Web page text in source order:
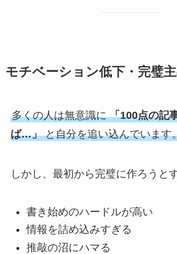
モチベーション低下・完璧
多くの人は無意識に「100点の記
ば…」と自分を追い込んでいます
しかし、最初から完璧に作ろうと
書き始めのハードルが高い
情報を詰め込みすぎる
推敲の沼にハマる